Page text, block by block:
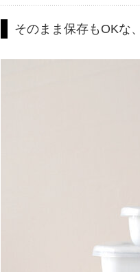
そのまま保存もOKな